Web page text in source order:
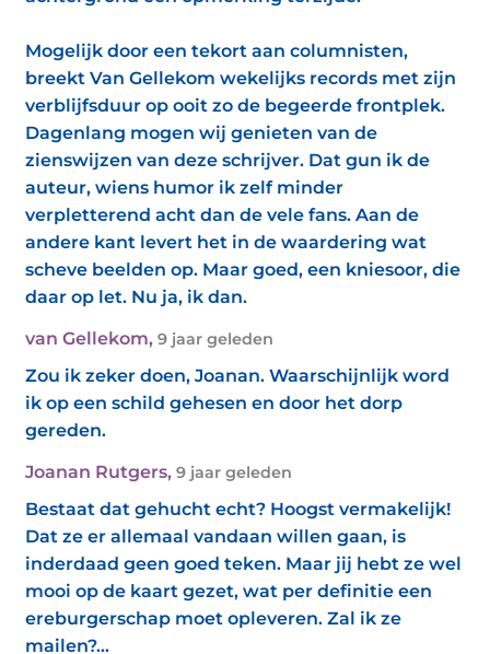
Mogelijk door een tekort aan columnisten,
breekt Van Gellekom wekelijks records met zijn
verblijfsduur op ooit zo de begeerde frontplek.
Dagenlang mogen wij genieten van de
zienswijzen van deze schrijver. Dat gun ik de
auteur, wiens humor ik zelf minder
verpletterend acht dan de vele fans. Aan de
andere kant levert het in de waardering wat
scheve beelden op. Maar goed, een kniesoor, die
daar op let. Nu ja, ik dan.
van Gellekom, 9 jaar geleden
Zou ik zeker doen, Joanan. Waarschijnlijk word
ik op een schild gehesen en door het dorp
gereden.
Joanan Rutgers, 9 jaar geleden
Bestaat dat gehucht echt? Hoogst vermakelijk!
Dat ze er allemaal vandaan willen gaan, is
inderdaad geen goed teken. Maar jij hebt ze wel
mooi op de kaart gezet, wat per definitie een
ereburgerschap moet opleveren. Zal ik ze
mailen?...